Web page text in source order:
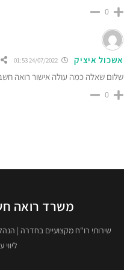
0
אשכול איציק
שלום שאלה כמה עולה אישור רואה
0
משרד רואה
שירותי רו"ח מקצועיים בחדרה |